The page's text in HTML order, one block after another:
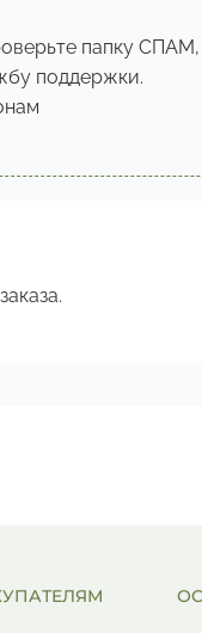
папку СПАМ,
поддержки.